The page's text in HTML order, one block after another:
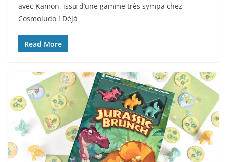
avec Kamon, issu d’une gamme très sympa chez
Cosmoludo ! Déjà
Read More